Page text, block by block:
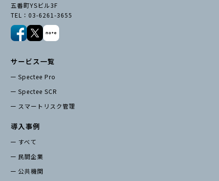
パートナー
お問い合わせ
五番町YSビル3F
TEL：03-6261-3655
サービス一覧
Spectee Pro
Spectee SCR
スマートリスク管理
導入事例
すべて
民間企業
公共機関